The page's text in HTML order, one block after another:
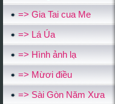
=> Gia Tai cua Me
=> Lá Úa
=> Hình ảnh lạ
=> Mừơi điều
=> Sài Gòn Năm Xưa